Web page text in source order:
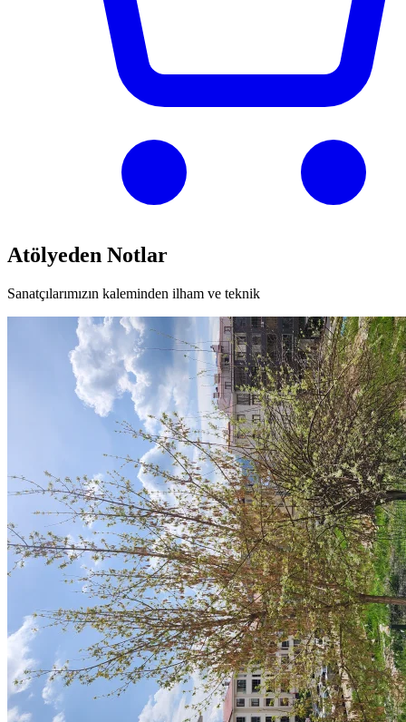
Atölyeden Notlar
Sanatçılarımızın kaleminden ilham ve teknik